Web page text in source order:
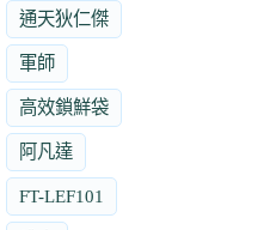
通天狄仁傑
軍師
高效鎖鮮袋
阿凡達
FT-LEF101